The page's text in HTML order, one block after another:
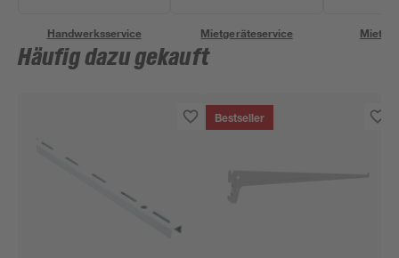
Handwerksservice Mietgeräteservice
Häufig dazu gekauft
Bestseller